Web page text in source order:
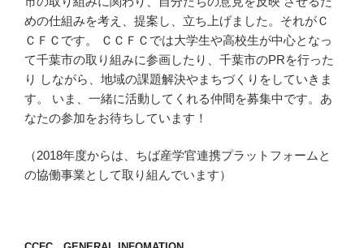
めの仕組みを考え、提案し、立ち上げました。それがＣ
ＣＦＣです。 ＣＣＦＣでは大学生や高校生が中心となっ
て千葉市の取り組みに参画したり、千葉市のPRを行った
り しながら、地域の課題解決やまちづくりをしていきま
す。 いま、一緒に活動してくれる仲間を募集中です。あ
なたの参加をお待ちしています！
（2018年度からは、ちば産学官連携プラットフォームと
の協働事業として取り組んでいます）